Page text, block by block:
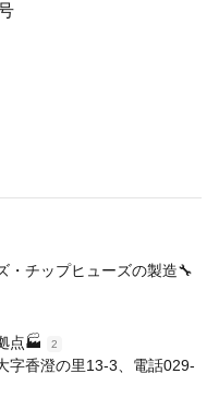
・チップヒューズの製造🔧
点🏭 2
字香澄の里13-3、電話029-